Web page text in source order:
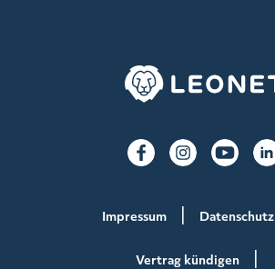
Impressum Datenschutz
Vertrag kündigen